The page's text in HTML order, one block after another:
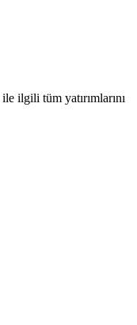
ilgili tüm yatırımlarını